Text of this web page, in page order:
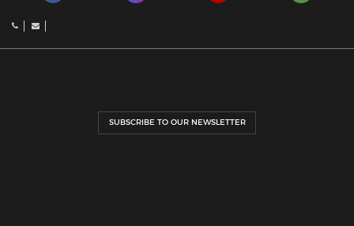
SUBSCRIBE TO OUR NEWSLETTER